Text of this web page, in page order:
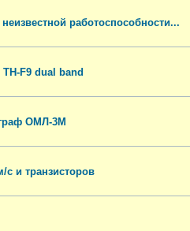
работоспособности...
F9 dual band
ОМЛ-3М
с и транзисторов